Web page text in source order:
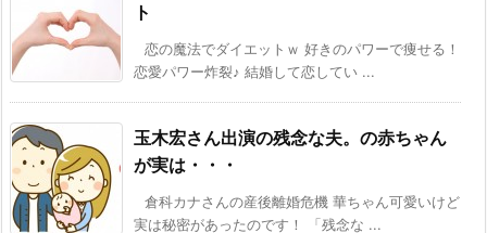
ト
恋の魔法でダイエットｗ 好きのパワーで痩せる！
恋愛パワー炸裂♪ 結婚して恋してい ...
玉木宏さん出演の残念な夫。の赤ちゃん
が実は・・・
倉科カナさんの産後離婚危機 華ちゃん可愛いけど
実は秘密があったのです！ 「残念な ...